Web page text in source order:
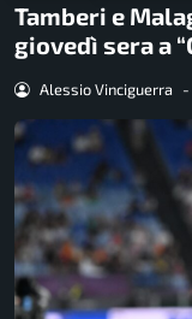
Tamberi e
giovedì sera a
Alessio Vinciguerra -